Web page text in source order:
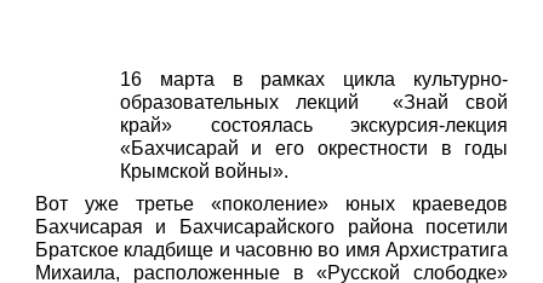
16 марта в рамках цикла культурно-
образовательных лекций «Знай свой
край» состоялась экскурсия-лекция
«Бахчисарай и его окрестности в годы
Крымской войны».
Вот уже третье «поколение» юных краеведов
Бахчисарая и Бахчисарайского района посетили
Братское кладбище и часовню во имя Архистратига
Михаила, расположенные в «Русской слободке»